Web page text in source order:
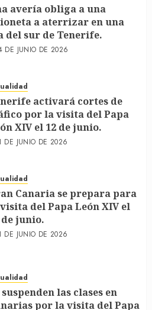
avería obliga a una
a aterrizar en una
del sur de Tenerife.
DE JUNIO DE 2026
activará cortes de
por la visita del Papa
XIV el 12 de junio.
DE JUNIO DE 2026
Canaria se prepara para
del Papa León XIV el
de junio.
DE JUNIO DE 2026
suspenden las clases en
por la visita del Papa